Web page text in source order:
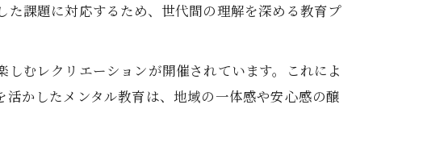
課題に対応するため、世代間の理解を深める教育プ
むレクリエーションが開催されています。これによ
かしたメンタル教育は、地域の一体感や安心感の醸